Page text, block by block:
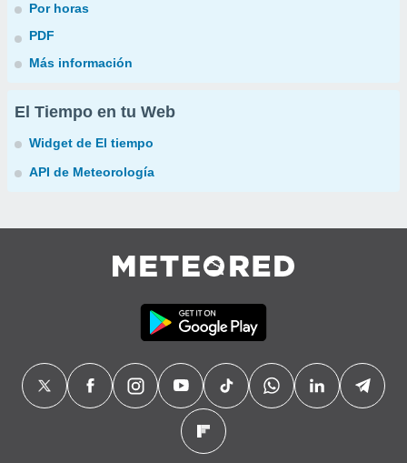
Por horas
PDF
Más información
El Tiempo en tu Web
Widget de El tiempo
API de Meteorología